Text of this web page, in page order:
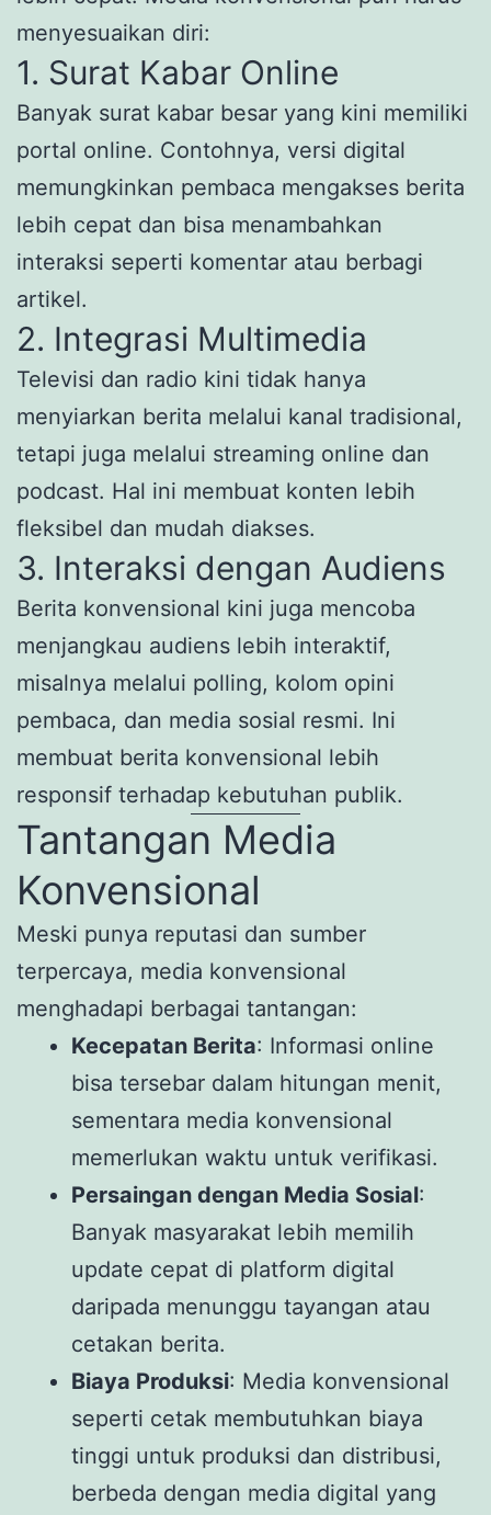
menyesuaikan diri:
1. Surat Kabar Online
Banyak surat kabar besar yang kini memiliki
portal online. Contohnya, versi digital
memungkinkan pembaca mengakses berita
lebih cepat dan bisa menambahkan
interaksi seperti komentar atau berbagi
artikel.
2. Integrasi Multimedia
Televisi dan radio kini tidak hanya
menyiarkan berita melalui kanal tradisional,
tetapi juga melalui streaming online dan
podcast. Hal ini membuat konten lebih
fleksibel dan mudah diakses.
3. Interaksi dengan Audiens
Berita konvensional kini juga mencoba
menjangkau audiens lebih interaktif,
misalnya melalui polling, kolom opini
pembaca, dan media sosial resmi. Ini
membuat berita konvensional lebih
responsif terhadap kebutuhan publik.
Tantangan Media
Konvensional
Meski punya reputasi dan sumber
terpercaya, media konvensional
menghadapi berbagai tantangan:
Kecepatan Berita: Informasi online
bisa tersebar dalam hitungan menit,
sementara media konvensional
memerlukan waktu untuk verifikasi.
Persaingan dengan Media Sosial:
Banyak masyarakat lebih memilih
update cepat di platform digital
daripada menunggu tayangan atau
cetakan berita.
Biaya Produksi: Media konvensional
seperti cetak membutuhkan biaya
tinggi untuk produksi dan distribusi,
berbeda dengan media digital yang